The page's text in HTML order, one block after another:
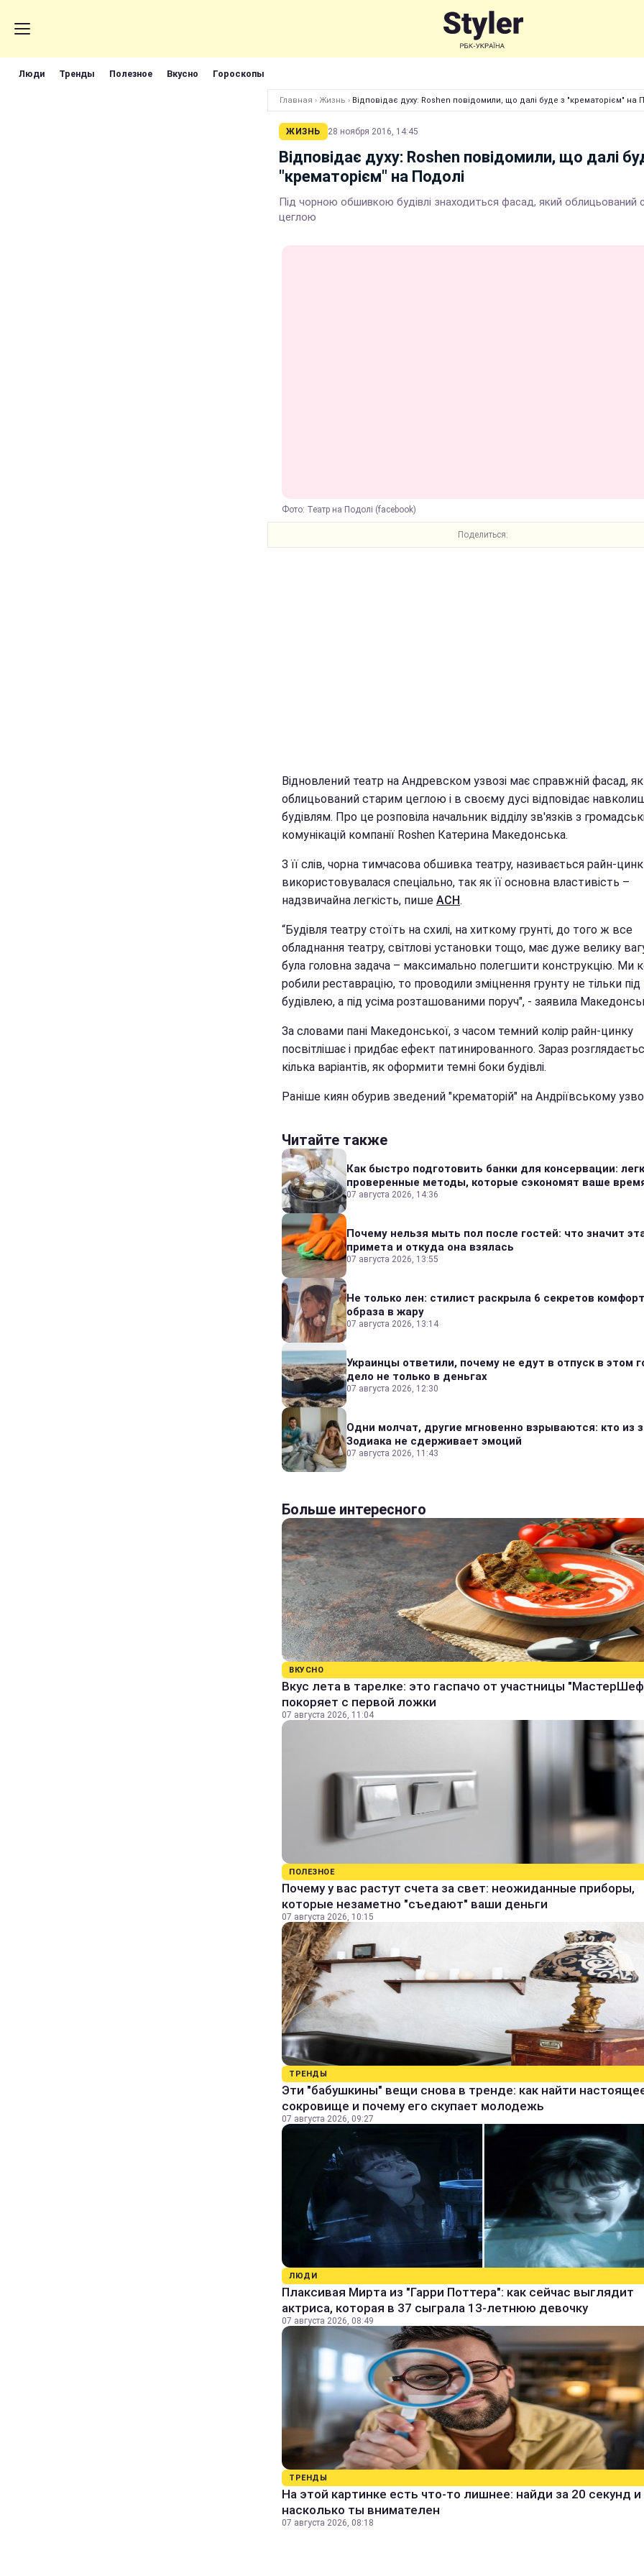
Люди Тренды Полезное Вкусно Гороскопы
Главная › Жизнь › Відповідає духу: Roshen повідомили, що далі буде з "крематорієм" на
ЖИЗНЬ 28 ноября 2016, 14:45
Відповідає духу: Roshen повідомили, що далі
"крематорієм" на Подолі
Під чорною обшивкою будівлі знаходиться фасад, який облицьований
цеглою
Фото: Театр на Подолі (facebook)
Поделиться:
Відновлений театр на Андревском узвозі має справжній фасад,
облицьований старим цеглою і в своєму дусі відповідає
будівлям. Про це розповіла начальник відділу зв'язків з
комунікацій компанії Roshen Катерина Македонська.
З її слів, чорна тимчасова обшивка театру, називається райн-цинк
використовувалася спеціально, так як її основна властивість –
надзвичайна легкість, пише АСН.
“Будівля театру стоїть на схилі, на хиткому грунті, до того ж все
обладнання театру, світлові установки тощо, має дуже велику
була головна задача – максимально полегшити конструкцію. Ми
робили реставрацію, то проводили зміцнення грунту не тільки під
будівлею, а під усіма розташованими поруч", - заявила
За словами пані Македонської, з часом темний колір райн-цинку
посвітлішає і придбає ефект патинированного. Зараз
кілька варіантів, як оформити темні боки будівлі.
Раніше киян обурив зведений "крематорій" на Андріївському
Читайте также
Как быстро подготовить банки для консервации:
проверенные методы, которые сэкономят ваше
07 августа 2026, 14:36
Почему нельзя мыть пол после гостей: что значит
примета и откуда она взялась
07 августа 2026, 13:55
Не только лен: стилист раскрыла 6 секретов
образа в жару
07 августа 2026, 13:14
Украинцы ответили, почему не едут в отпуск в этом
дело не только в деньгах
07 августа 2026, 12:30
Одни молчат, другие мгновенно взрываются: кто из
Зодиака не сдерживает эмоций
07 августа 2026, 11:43
Больше интересного
ВКУСНО
Вкус лета в тарелке: это гаспачо от участницы
покоряет с первой ложки
07 августа 2026, 11:04
ПОЛЕЗНОЕ
Почему у вас растут счета за свет: неожиданные приборы,
которые незаметно "съедают" ваши деньги
07 августа 2026, 10:15
ТРЕНДЫ
Эти "бабушкины" вещи снова в тренде: как найти
сокровище и почему его скупает молодежь
07 августа 2026, 09:27
ЛЮДИ
Плаксивая Мирта из "Гарри Поттера": как сейчас выглядит
актриса, которая в 37 сыграла 13-летнюю девочку
07 августа 2026, 08:49
ТРЕНДЫ
На этой картинке есть что-то лишнее: найди за 20 секунд и
насколько ты внимателен
07 августа 2026, 08:18